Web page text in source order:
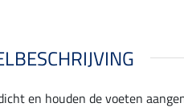
en houden de voeten